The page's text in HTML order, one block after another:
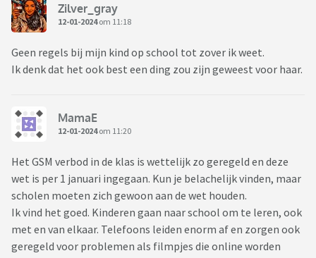
Zilver_gray
12-01-2024om 11:18
Geen regels bij mijn kind op school tot zover ik weet.
Ik denk dat het ook best een ding zou zijn geweest voor haar.
MamaE
12-01-2024om 11:20
Het GSM verbod in de klas is wettelijk zo geregeld en deze
wet is per 1 januari ingegaan. Kun je belachelijk vinden, maar
scholen moeten zich gewoon aan de wet houden.
Ik vind het goed. Kinderen gaan naar school om te leren, ook
met en van elkaar. Telefoons leiden enorm af en zorgen ook
geregeld voor problemen als filmpjes die online worden